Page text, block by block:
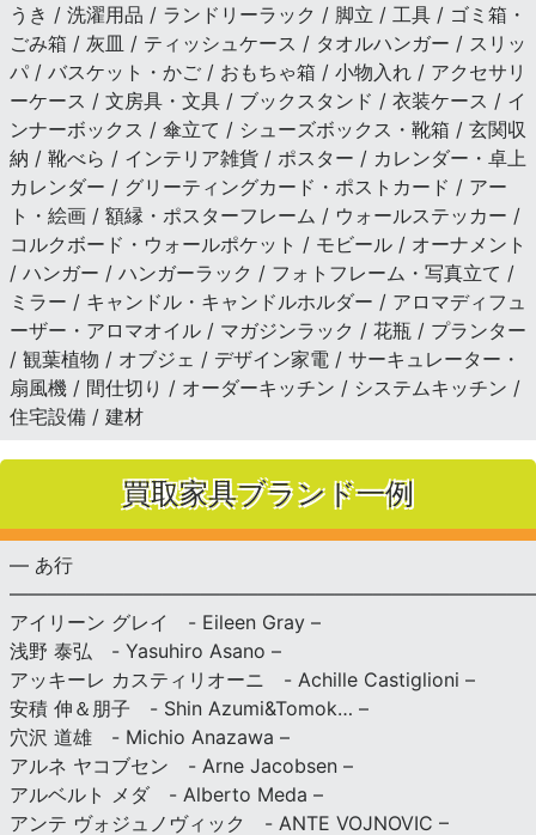
うき / 洗濯用品 / ランドリーラック / 脚立 / 工具 / ゴミ箱・
ごみ箱 / 灰皿 / ティッシュケース / タオルハンガー / スリッ
パ / バスケット・かご / おもちゃ箱 / 小物入れ / アクセサリ
ーケース / 文房具・文具 / ブックスタンド / 衣装ケース / イ
ンナーボックス / 傘立て / シューズボックス・靴箱 / 玄関収
納 / 靴べら / インテリア雑貨 / ポスター / カレンダー・卓上
カレンダー / グリーティングカード・ポストカード / アー
ト・絵画 / 額縁・ポスターフレーム / ウォールステッカー /
コルクボード・ウォールポケット / モビール / オーナメント
/ ハンガー / ハンガーラック / フォトフレーム・写真立て /
ミラー / キャンドル・キャンドルホルダー / アロマディフュ
ーザー・アロマオイル / マガジンラック / 花瓶 / プランター
/ 観葉植物 / オブジェ / デザイン家電 / サーキュレーター・
扇風機 / 間仕切り / オーダーキッチン / システムキッチン /
住宅設備 / 建材
買取家具ブランド一例
— あ行
アイリーン グレイ - Eileen Gray –
浅野 泰弘 - Yasuhiro Asano –
アッキーレ カスティリオーニ - Achille Castiglioni –
安積 伸＆朋子 - Shin Azumi&Tomok… –
穴沢 道雄 - Michio Anazawa –
アルネ ヤコブセン - Arne Jacobsen –
アルベルト メダ - Alberto Meda –
アンテ ヴォジュノヴィック - ANTE VOJNOVIC –